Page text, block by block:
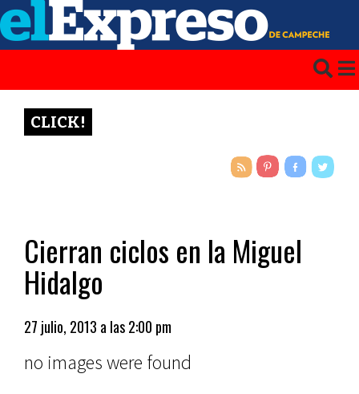
CLICK!
Cierran ciclos en la Miguel
Hidalgo
27 julio, 2013 a las 2:00 pm
no images were found